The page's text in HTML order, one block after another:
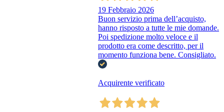
19 Febbraio 2026
Buon servizio prima dell’acquisto,
hanno risposto a tutte le mie domande.
Poi spedizione molto veloce e il
prodotto era come descritto, per il
momento funziona bene. Consigliato.
Acquirente verificato